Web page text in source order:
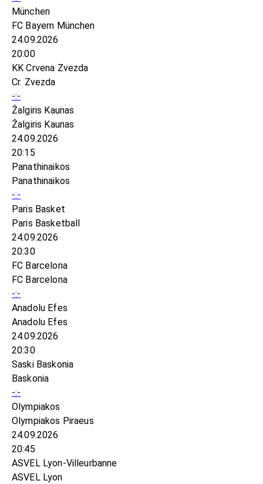
München
FC Bayern München
24.09.2026
20:00
KK Crvena Zvezda
Cr. Zvezda
-:-
Žalgiris Kaunas
Žalgiris Kaunas
24.09.2026
20:15
Panathinaikos
Panathinaikos
-:-
Paris Basket
Paris Basketball
24.09.2026
20:30
FC Barcelona
FC Barcelona
-:-
Anadolu Efes
Anadolu Efes
24.09.2026
20:30
Saski Baskonia
Baskonia
-:-
Olympiakos
Olympiakos Piraeus
24.09.2026
20:45
ASVEL Lyon-Villeurbanne
ASVEL Lyon